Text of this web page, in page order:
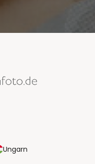
Ungarn